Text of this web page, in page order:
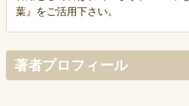
葉』をご活用下さい。
著者プロフィール